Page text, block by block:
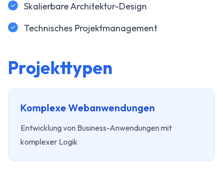
Skalierbare Architektur-Design
Technisches Projektmanagement
Projekttypen
Komplexe Webanwendungen
Entwicklung von Business-Anwendungen mit
komplexer Logik